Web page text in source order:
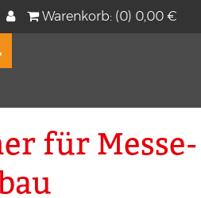
Warenkorb: (0) 0,00 €
für Messe-